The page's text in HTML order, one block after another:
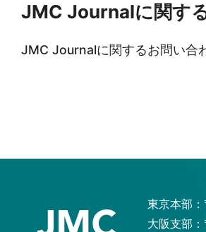
JMC Journalに関す
JMC Journalに関するお問い合
東京本部
大阪支部